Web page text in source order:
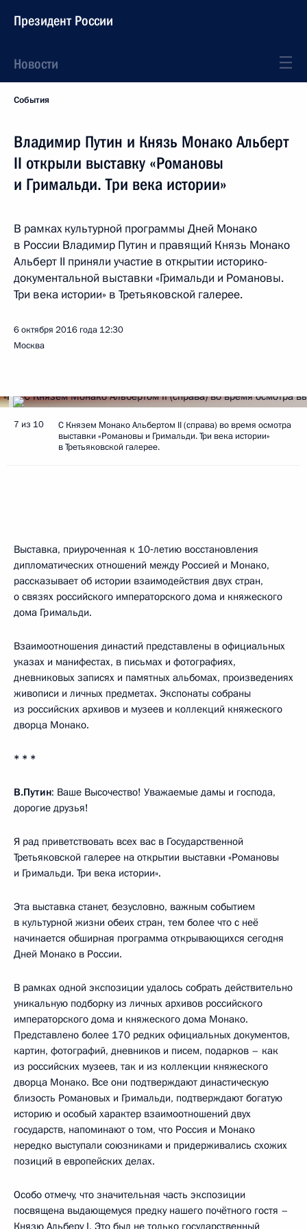
Президент России
Новости
События
Владимир Путин и Князь Монако Альберт
II открыли выставку «Романовы
и Гримальди. Три века истории»
В рамках культурной программы Дней Монако
в России Владимир Путин и правящий Князь Монако
Альберт II приняли участие в открытии историко-
документальной выставки «Гримальди и Романовы.
Три века истории» в Третьяковской галерее.
6 октября 2016 года 12:30
Москва
7 из 10
С Князем Монако Альбертом II (справа) во время осмотра
выставки «Романовы и Гримальди. Три века истории»
в Третьяковской галерее.
Выставка, приуроченная к 10‑летию восстановления
дипломатических отношений между Россией и Монако,
рассказывает об истории взаимодействия двух стран,
о связях российского императорского дома и княжеского
дома Гримальди.
Взаимоотношения династий представлены в официальных
указах и манифестах, в письмах и фотографиях,
дневниковых записях и памятных альбомах, произведениях
живописи и личных предметах. Экспонаты собраны
из российских архивов и музеев и коллекций княжеского
дворца Монако.
* * *
В.Путин: Ваше Высочество! Уважаемые дамы и господа,
дорогие друзья!
Я рад приветствовать всех вас в Государственной
Третьяковской галерее на открытии выставки «Романовы
и Гримальди. Три века истории».
Эта выставка станет, безусловно, важным событием
в культурной жизни обеих стран, тем более что с неё
начинается обширная программа открывающихся сегодня
Дней Монако в России.
В рамках одной экспозиции удалось собрать действительно
уникальную подборку из личных архивов российского
императорского дома и княжеского дома Монако.
Представлено более 170 редких официальных документов,
картин, фотографий, дневников и писем, подарков – как
из российских музеев, так и из коллекции княжеского
дворца Монако. Все они подтверждают династическую
близость Романовых и Гримальди, подтверждают богатую
историю и особый характер взаимоотношений двух
государств, напоминают о том, что Россия и Монако
нередко выступали союзниками и придерживались схожих
позиций в европейских делах.
Особо отмечу, что значительная часть экспозиции
посвящена выдающемуся предку нашего почётного гостя –
Князю Альберу I. Это был не только государственный